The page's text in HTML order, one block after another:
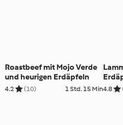
Roastbeef mit Mojo Verde
und heurigen Erdäpfeln
4.2 (10) 1 Std. 15 Min4.8